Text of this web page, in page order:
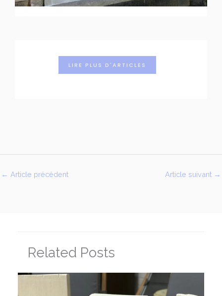
LIRE PLUS D'ARTICLES
← Article précédent Article suivant →
Related Posts